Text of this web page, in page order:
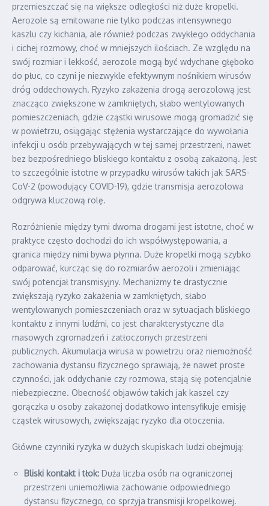
przemieszczać się na większe odległości niż duże kropelki.
Aerozole są emitowane nie tylko podczas intensywnego
kaszlu czy kichania, ale również podczas zwykłego oddychania
i cichej rozmowy, choć w mniejszych ilościach. Ze względu na
swój rozmiar i lekkość, aerozole mogą być wdychane głęboko
do płuc, co czyni je niezwykle efektywnym nośnikiem wirusów
dróg oddechowych. Ryzyko zakażenia drogą aerozolową jest
znacząco zwiększone w zamkniętych, słabo wentylowanych
pomieszczeniach, gdzie cząstki wirusowe mogą gromadzić się
w powietrzu, osiągając stężenia wystarczające do wywołania
infekcji u osób przebywających w tej samej przestrzeni, nawet
bez bezpośredniego bliskiego kontaktu z osobą zakażoną. Jest
to szczególnie istotne w przypadku wirusów takich jak SARS-
CoV-2 (powodujący COVID-19), gdzie transmisja aerozolowa
odgrywa kluczową rolę.
Rozróżnienie między tymi dwoma drogami jest istotne, choć w
praktyce często dochodzi do ich współwystępowania, a
granica między nimi bywa płynna. Duże kropelki mogą szybko
odparować, kurcząc się do rozmiarów aerozoli i zmieniając
swój potencjał transmisyjny. Mechanizmy te drastycznie
zwiększają ryzyko zakażenia w zamkniętych, słabo
wentylowanych pomieszczeniach oraz w sytuacjach bliskiego
kontaktu z innymi ludźmi, co jest charakterystyczne dla
masowych zgromadzeń i zatłoczonych przestrzeni
publicznych. Akumulacja wirusa w powietrzu oraz niemożność
zachowania dystansu fizycznego sprawiają, że nawet proste
czynności, jak oddychanie czy rozmowa, stają się potencjalnie
niebezpieczne. Obecność objawów takich jak kaszel czy
gorączka u osoby zakażonej dodatkowo intensyfikuje emisję
cząstek wirusowych, zwiększając ryzyko dla otoczenia.
Główne czynniki ryzyka w dużych skupiskach ludzi obejmują:
Bliski kontakt i tłok: Duża liczba osób na ograniczonej
przestrzeni uniemożliwia zachowanie odpowiedniego
dystansu fizycznego, co sprzyja transmisji kropelkowej.